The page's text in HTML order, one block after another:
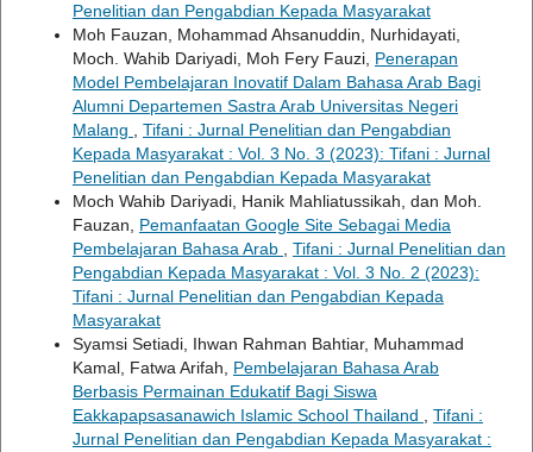
Penelitian dan Pengabdian Kepada Masyarakat
Moh Fauzan, Mohammad Ahsanuddin, Nurhidayati,
Moch. Wahib Dariyadi, Moh Fery Fauzi, Penerapan
Model Pembelajaran Inovatif Dalam Bahasa Arab Bagi
Alumni Departemen Sastra Arab Universitas Negeri
Malang , Tifani : Jurnal Penelitian dan Pengabdian
Kepada Masyarakat : Vol. 3 No. 3 (2023): Tifani : Jurnal
Penelitian dan Pengabdian Kepada Masyarakat
Moch Wahib Dariyadi, Hanik Mahliatussikah, dan Moh.
Fauzan, Pemanfaatan Google Site Sebagai Media
Pembelajaran Bahasa Arab , Tifani : Jurnal Penelitian dan
Pengabdian Kepada Masyarakat : Vol. 3 No. 2 (2023):
Tifani : Jurnal Penelitian dan Pengabdian Kepada
Masyarakat
Syamsi Setiadi, Ihwan Rahman Bahtiar, Muhammad
Kamal, Fatwa Arifah, Pembelajaran Bahasa Arab
Berbasis Permainan Edukatif Bagi Siswa
Eakkapapsasanawich Islamic School Thailand , Tifani :
Jurnal Penelitian dan Pengabdian Kepada Masyarakat :